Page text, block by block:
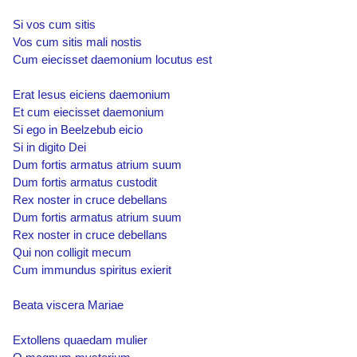
Si vos cum sitis
Vos cum sitis mali nostis
Cum eiecisset daemonium locutus est
Erat Iesus eiciens daemonium
Et cum eiecisset daemonium
Si ego in Beelzebub eicio
Si in digito Dei
Dum fortis armatus atrium suum
Dum fortis armatus custodit
Rex noster in cruce debellans
Dum fortis armatus atrium suum
Rex noster in cruce debellans
Qui non colligit mecum
Cum immundus spiritus exierit
Beata viscera Mariae
Extollens quaedam mulier